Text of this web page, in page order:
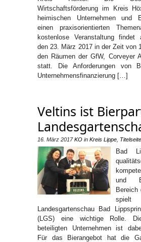
Wirtschaftsförderung im Kreis
heimischen Unternehmen und
einen praxisorientierten
kostenlose Veranstaltung findet
den 23. März 2017 in der Zeit von
den Räumen der GfW, Corveyer
statt. Die Anforderungen von
Unternehmensfinanzierung […]
Veltins ist
16. März 2017 KO in Kreis Lippe Titelseite
Bad
und
Bereich
Landesgartenschau Bad
(LGS) eine wichtige Rolle.
beteiligten Unternehmen ist
Für das Bierangebot hat die